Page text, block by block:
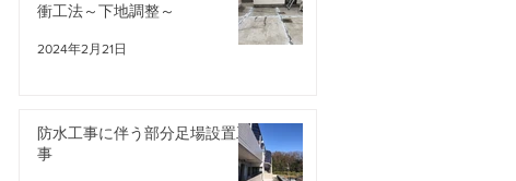
衝工法～下地調整～
2024年2月21日
防水工事に伴う部分足場設置工
事